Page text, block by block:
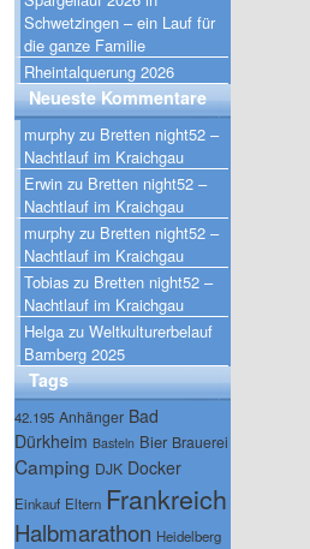
Schwetzingen – ein Lauf für
die ganze Familie
Rheintalquerung 2026
Neueste Kommentare
murphy zu Bretten night52 –
Nachtlauf im Kraichgau
Erwin zu Bretten night52 –
Nachtlauf im Kraichgau
murphy zu Bretten night52 –
Nachtlauf im Kraichgau
Tobias zu Bretten night52 –
Nachtlauf im Kraichgau
Helga zu Weltkulturerbelauf
Bamberg 2025
Tags
42.195 Anhänger Bad
Dürkheim Basteln Bier Brauerei
Camping DJK Docker
Einkauf Eltern Frankreich
Halbmarathon Heidelberg